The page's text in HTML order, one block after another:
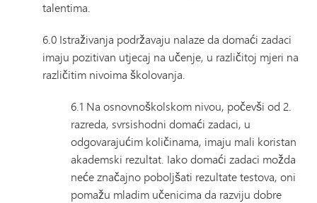
talentima.
6.0 Istraživanja podržavaju nalaze da domaći zadaci
imaju pozitivan utjecaj na učenje, u različitoj mjeri na
različitim nivoima školovanja.
6.1 Na osnovnoškolskom nivou, počevši od 2.
razreda, svrsishodni domaći zadaci, u
odgovarajućim količinama, imaju mali koristan
akademski rezultat. Iako domaći zadaci možda
neće značajno poboljšati rezultate testova, oni
pomažu mladim učenicima da razviju dobre